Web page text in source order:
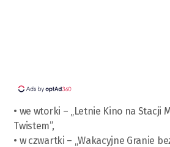
• we wtorki – „Letnie Kino na Stacji
Twistem”,
• w czwartki – „Wakacyjne Granie